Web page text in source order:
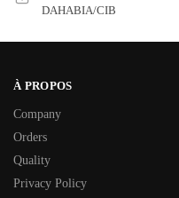
DAHABIA/CIB
À PROPOS
Company
Orders
Quality
Privacy Policy